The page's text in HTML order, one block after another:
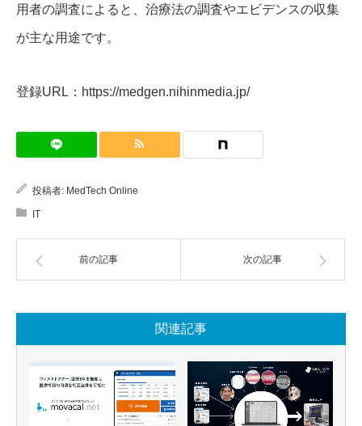
用者の調査によると、治療法の調査やエビデンスの収集
が主な用途です。
登録URL：https://medgen.nihinmedia.jp/
投稿者: MedTech Online
IT
前の記事 次の記事
関連記事